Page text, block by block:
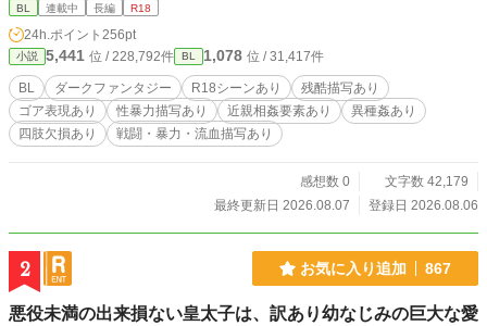
なっていく スチームパンク・ダークファンタジー群像劇 ※本
作は、男性同士の関係性を中心に描くBL作品です。 ただし、
戦闘・政治・世界観描写を含む群像劇であるため、女性キャ
ラクターを含む多数の人物が主要人物、複数のカップリング
として登場します。 性的描写（R18）は男性同士のもののみ
となります。 ※本作には暴力・流血・人体欠損・ゴア表現・
じられる表現が含まれます。 各自、防御力を高めてお読みく
BL 連載中 長編 R18
24h.ポイント 256pt
小説 5,441 位 / 228,792件 BL 1,078 位 / 31,417件
BL ダークファンタジー R18シーンあり
残酷描写あり
ゴア表現あり
性暴力描写あり 近親相姦要素あり
異種姦あり
四肢欠損あり
戦闘・暴力・流血描写あり
感想数 0
文字数 42,179
最終更新日 2026.08.07
登録日 2026.08.06
2 お気に入り追加 867
悪役未満の出来損ない皇太子は、訳あり幼なじみの巨大な愛